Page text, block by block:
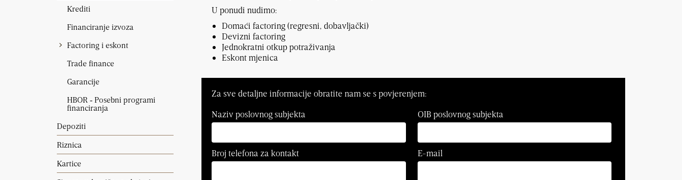
Krediti
Financiranje izvoza
Factoring i eskont
Trade finance
Garancije
HBOR ‑ Posebni programi
financiranja
Depoziti
Riznica
Kartice
U ponudi nudimo:
Domaći factoring (regresni, dobavljački)
Devizni factoring
Jednokratni otkup potraživanja
Eskont mjenica
Za sve detaljne informacije obratite nam se s povjerenjem:
Naziv poslovnog subjekta
OIB poslovnog subjekta
Broj telefona za kontakt E-mail